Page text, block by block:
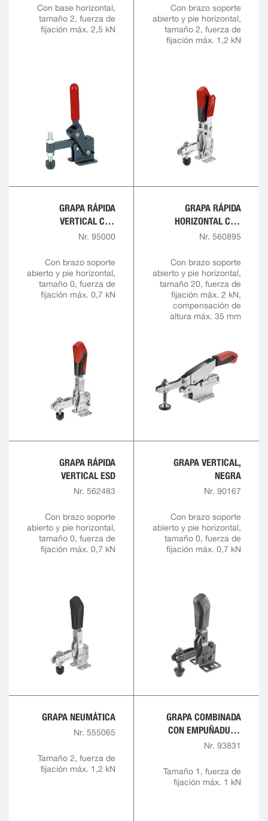
Con base horizontal,
tamaño 2, fuerza de
fijación máx. 2,5 kN
SEGURIDAD
Con brazo soporte
abierto y pie horizontal,
tamaño 2, fuerza de
fijación máx. 1,2 kN
GRAPA RÁPIDA
VERTICAL CON
EMPUÑADURA ROJA
Nr. 95000
Con brazo soporte
abierto y pie horizontal,
tamaño 0, fuerza de
fijación máx. 0,7 kN
GRAPA RÁPIDA
HORIZONTAL CON
ALTURA DE SUJECIÓN
Nr. 560895
Con brazo soporte
abierto y pie horizontal,
tamaño 20, fuerza de
fijación máx. 2 kN,
compensación de
altura máx. 35 mm
GRAPA RÁPIDA
VERTICAL ESD
Nr. 562483
Con brazo soporte
abierto y pie horizontal,
tamaño 0, fuerza de
fijación máx. 0,7 kN
GRAPA VERTICAL,
NEGRA
Nr. 90167
Con brazo soporte
abierto y pie horizontal,
tamaño 0, fuerza de
fijación máx. 0,7 kN
GRAPA NEUMÁTICA
Nr. 555065
Tamaño 2, fuerza de
fijación máx. 1,2 kN
GRAPA COMBINADA
CON EMPUÑADURA
ROJA
Nr. 93831
Tamaño 1, fuerza de
fijación máx. 1 kN